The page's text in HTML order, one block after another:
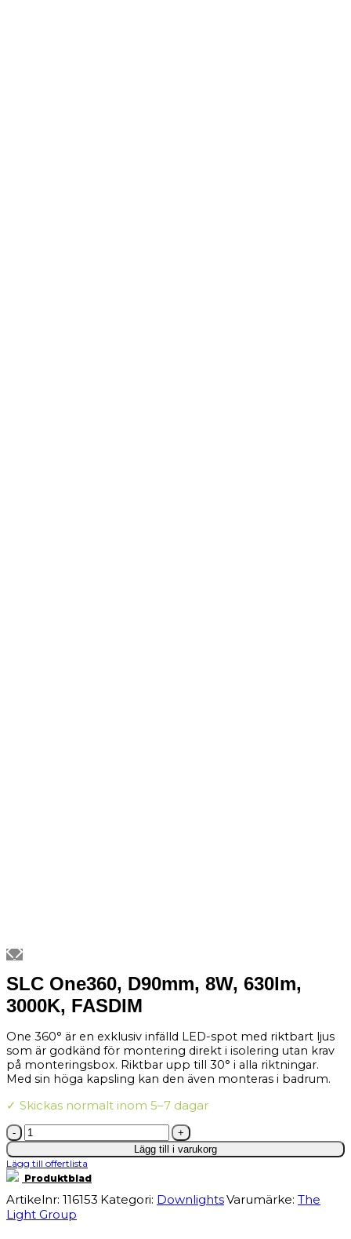
SLC One360, D90mm, 8W, 630lm,
3000K, FASDIM
One 360° är en exklusiv infälld LED-spot med riktbart ljus
som är godkänd för montering direkt i isolering utan krav
på monteringsbox. Riktbar upp till 30° i alla riktningar.
Med sin höga kapsling kan den även monteras i badrum.
✓ Skickas normalt inom 5–7 dagar
SLC
One360,
8W,
630lm,
FASDIM
mängd
Lägg till i varukorg
Lägg till offertlista
Produktblad
Artikelnr: 116153 Kategori: DownlightsVarumärke: The
Light Group